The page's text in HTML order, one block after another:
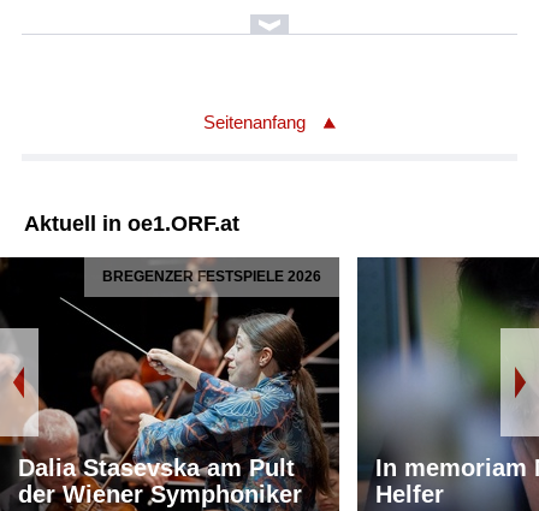
Seitenanfang
Aktuell in oe1.ORF.at
BREGENZER FESTSPIELE 2026
Dalia Stasevska am Pult
der Wiener Symphoniker
In memoriam
Helfer